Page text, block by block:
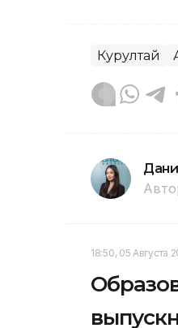
Курултай
18:50, 05 Августа